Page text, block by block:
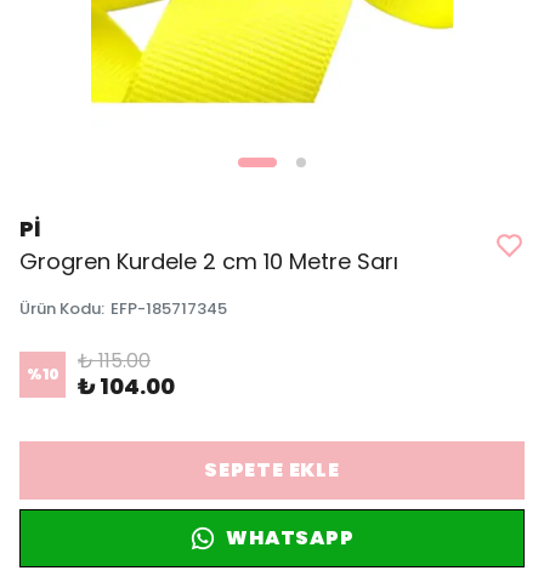
Pİ
Grogren Kurdele 2 cm 10 Metre Sarı
Ürün Kodu: EFP-185717345
%10 ₺ 115.00
₺ 104.00
SEPETE EKLE
WHATSAPP